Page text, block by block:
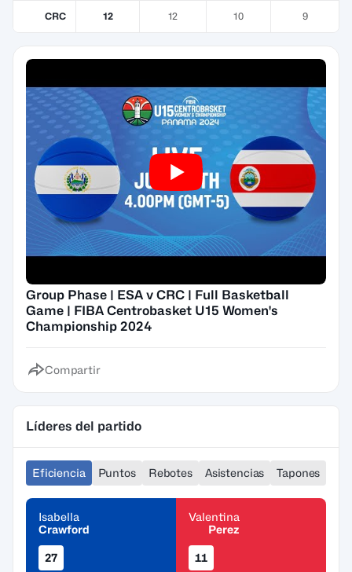
CRC 12 12 10 9
Group Phase | ESA v CRC | Full Basketball
Game | FIBA Centrobasket U15 Women's
Championship 2024
Compartir
Líderes del partido
Eficiencia Puntos Rebotes Asistencias Tapones
Isabella
Crawford
27
Valentina
Perez
11